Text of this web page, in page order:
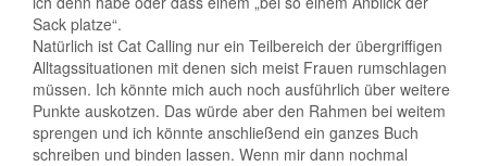
Sack platze“.
Natürlich ist Cat Calling nur ein Teilbereich der übergriffigen
Alltagssituationen mit denen sich meist Frauen rumschlagen
müssen. Ich könnte mich auch noch ausführlich über weitere
Punkte auskotzen. Das würde aber den Rahmen bei weitem
sprengen und ich könnte anschließend ein ganzes Buch
schreiben und binden lassen. Wenn mir dann nochmal